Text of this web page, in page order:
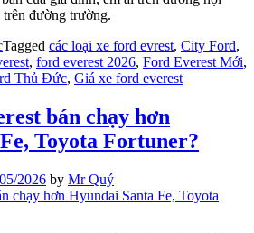
đường trường.
Tagged các loại xe ford evrest, City Ford,
, ford everest 2026, Ford Everest Mới,
Thủ Đức, Giá xe ford everest
bán chạy hơn
Toyota Fortuner?
2026 by Mr Quý